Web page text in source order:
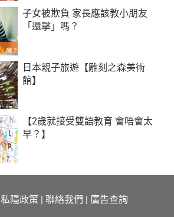
子女被欺負 家長應該教小朋友
「還擊」嗎？
日本親子旅遊【雕刻之森美術
館】
【2歲就接受雙語教育 會唔會太
早？】
私隱政策 | 聯絡我們 | 廣告查詢